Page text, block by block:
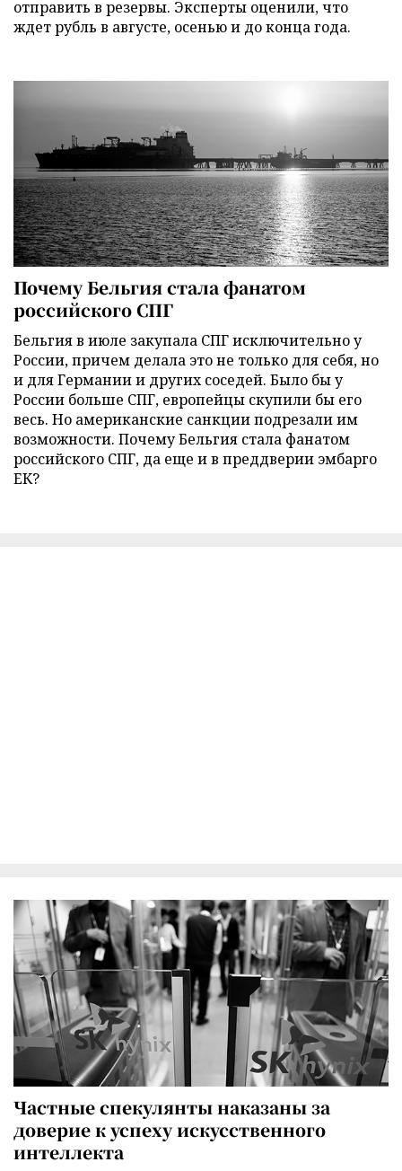
отправить в резервы. Эксперты оценили, что
ждет рубль в августе, осенью и до конца года.
Почему Бельгия стала фанатом
российского СПГ
Бельгия в июле закупала СПГ исключительно у
России, причем делала это не только для себя, но
и для Германии и других соседей. Было бы у
России больше СПГ, европейцы скупили бы его
весь. Но американские санкции подрезали им
возможности. Почему Бельгия стала фанатом
российского СПГ, да еще и в преддверии эмбарго
ЕК?
Частные спекулянты наказаны за
доверие к успеху искусственного
интеллекта